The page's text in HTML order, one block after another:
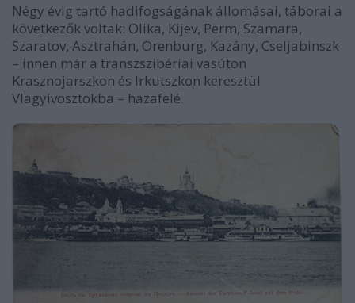
Négy évig tartó hadifogságának állomásai, táborai a
következők voltak: Olika, Kijev, Perm, Szamara,
Szaratov, Asztrahán, Orenburg, Kazány, Cseljabinszk
– innen már a transzszibériai vasúton
Krasznojarszkon és Irkutszkon keresztül
Vlagyivosztokba – hazafelé.